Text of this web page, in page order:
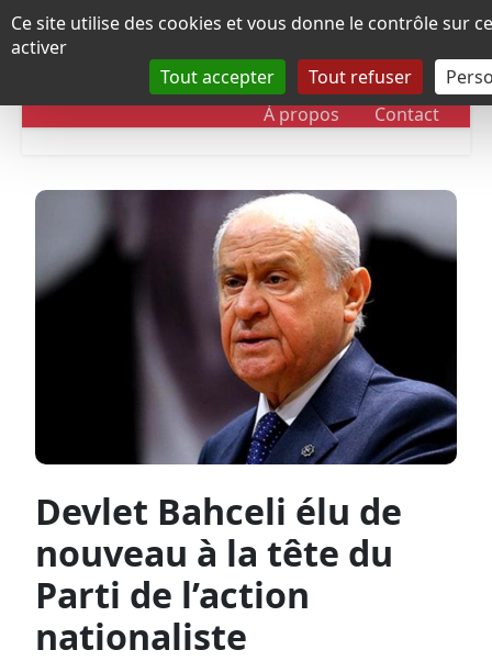
Panneau de gestion des cookies
Ce site utilise des cookies et vous donne le contrôle sur
activer
Tout accepter
Tout refuser
DOSSIERS CHRONOLOGIE
À propos Contact
Devlet Bahceli élu de
nouveau à la tête du
Parti de l’action
nationaliste